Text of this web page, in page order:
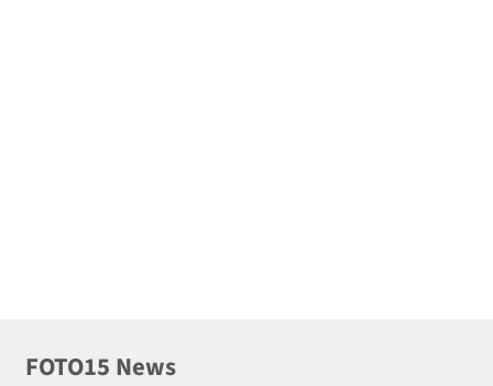
FOTO15 News